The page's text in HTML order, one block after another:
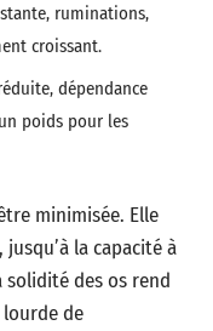
ruminations,
croissant.
dépendance
poids pour les
minimisée. Elle
la capacité à
solidité des os rend
de